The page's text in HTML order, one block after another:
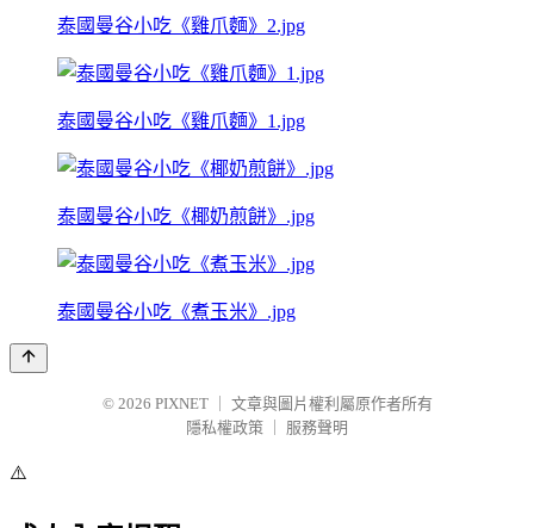
泰國曼谷小吃《雞爪麵》2.jpg
泰國曼谷小吃《雞爪麵》1.jpg
泰國曼谷小吃《椰奶煎餅》.jpg
泰國曼谷小吃《煮玉米》.jpg
© 2026 PIXNET
文章與圖片權利屬原作者所有
隱私權政策
服務聲明
⚠️